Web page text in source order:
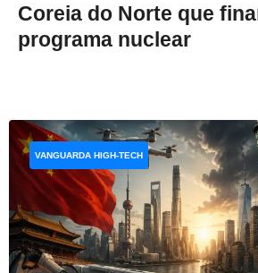
Coreia do Norte que
programa nuclear
VANGUARDA HIGH-TECH